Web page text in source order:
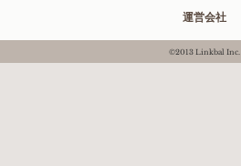
運営会社
©2013 Linkbal Inc.